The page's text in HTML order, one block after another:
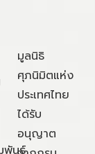
พันธ์
มูลนิธิ
ศุภนิมิตแห่ง
ประเทศไทย
ได้รับ
อนุญาต